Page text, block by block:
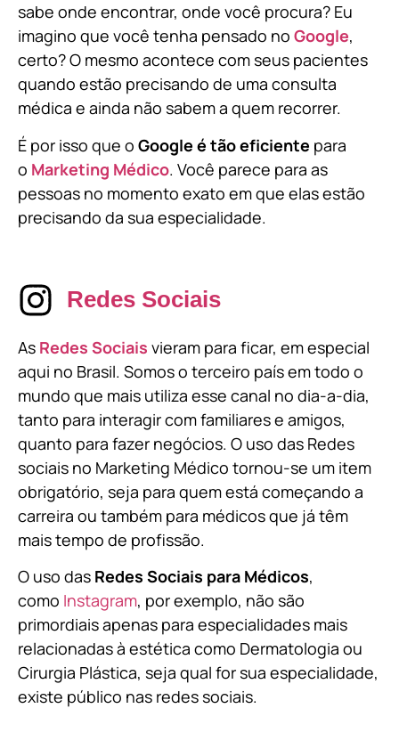
sabe onde encontrar, onde você procura? Eu
imagino que você tenha pensado no Google,
certo? O mesmo acontece com seus pacientes
quando estão precisando de uma consulta
médica e ainda não sabem a quem recorrer.
É por isso que o Google é tão eficiente para
o Marketing Médico. Você parece para as
pessoas no momento exato em que elas estão
precisando da sua especialidade.
Redes Sociais
As Redes Sociais vieram para ficar, em especial
aqui no Brasil. Somos o terceiro país em todo o
mundo que mais utiliza esse canal no dia-a-dia,
tanto para interagir com familiares e amigos,
quanto para fazer negócios. O uso das Redes
sociais no Marketing Médico tornou-se um item
obrigatório, seja para quem está começando a
carreira ou também para médicos que já têm
mais tempo de profissão.
O uso das Redes Sociais para Médicos,
como Instagram, por exemplo, não são
primordiais apenas para especialidades mais
relacionadas à estética como Dermatologia ou
Cirurgia Plástica, seja qual for sua especialidade,
existe público nas redes sociais.